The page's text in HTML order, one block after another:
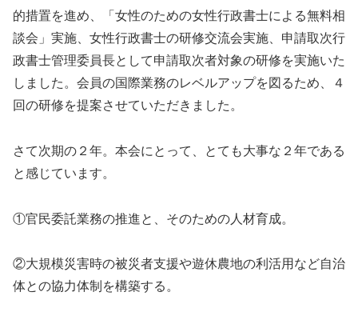
的措置を進め、「女性のための女性行政書士による無料相
談会」実施、女性行政書士の研修交流会実施、申請取次行
政書士管理委員長として申請取次者対象の研修を実施いた
しました。会員の国際業務のレベルアップを図るため、４
回の研修を提案させていただきました。
さて次期の２年。本会にとって、とても大事な２年である
と感じています。
①官民委託業務の推進と、そのための人材育成。
②大規模災害時の被災者支援や遊休農地の利活用など自治
体との協力体制を構築する。